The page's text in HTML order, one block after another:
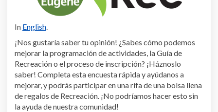
In English.
¡Nos gustaría saber tu opinión! ¿Sabes cómo podemos
mejorar la programación de actividades, la Guía de
Recreación o el proceso de inscripción? ¡Háznoslo
saber! Completa esta encuesta rápida y ayúdanos a
mejorar, y podrás participar en una rifa de una bolsa llena
de regalos de Recreación. ¡No podríamos hacer esto sin
la ayuda de nuestra comunidad!